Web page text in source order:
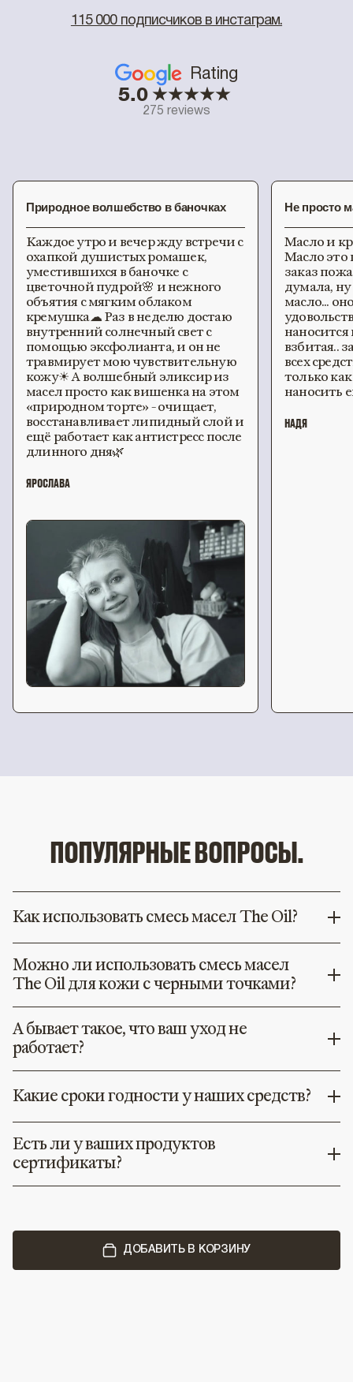
115 000 подписчиков в инстаграм.
Rating
5.0
275 reviews
Природное волшебство в баночках
Каждое утро и вечер жду встречи с
охапкой душистых ромашек,
уместившихся в баночке с
цветочной пудрой🌸 и нежного
объятия с мягким облаком
кремушка☁ Раз в неделю достаю
внутренний солнечный свет с
помощью эксфолианта, и он не
травмирует мою чувствительную
кожу☀ А волшебный эликсир из
масел просто как вишенка на этом
«природном торте» - очищает,
восстанавливает липидный слой и
ещё работает как антистресс после
длинного дня🌿
ЯРОСЛАВА
Не просто
Масло и
Масло это
заказ
думала, ну
масло...
наносится
взбитая..
всех
только
наносить
НАДЯ
ПОПУЛЯРНЫЕ ВОПРОСЫ.
Как использовать смесь масел The Oil?
Можно ли использовать смесь масел
The Oil для кожи с черными точками?
А бывает такое, что ваш уход не
работает?
Какие сроки годности у наших средств?
Есть ли у ваших продуктов
сертификаты?
ДОБАВИТЬ В КОРЗИНУ